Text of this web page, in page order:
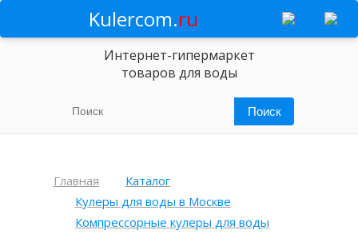
Kulercom.ru
Интернет-гипермаркет
товаров для воды
Главная
Каталог
Кулеры для воды в Москве
Компрессорные кулеры для воды